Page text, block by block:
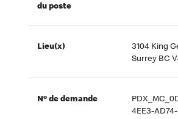
du poste
Lieu(x)
3104 King
Surrey BC
Nº de demande
4EE3-AD74-